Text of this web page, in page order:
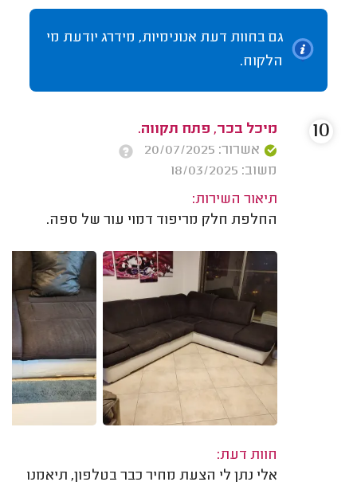
גם בחוות דעת אנונימיות, מידרג יודעת מי
הלקוח.
מיכל בכר, פתח תקווה.
אשרור: 20/07/2025
משוב: 18/03/2025
תיאור השירות:
החלפת חלק מריפוד דמוי עור של ספה.
חוות דעת:
אלי נתן לי הצעת מחיר כבר בטלפון, תיאמנו
10